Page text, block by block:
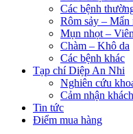
Các bệnh
Rôm sảy – Mẩn
Mụn nhọt –
Chàm – Khô da
Các bệnh khác
Tạp chí Diệp An Nhi
Nghiên cứu
Cảm nhận
Tin tức
Điểm mua hàng